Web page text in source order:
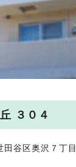
３０４
田谷区奥沢７丁目